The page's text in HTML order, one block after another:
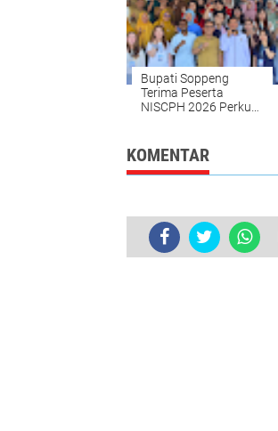
Bupati Soppeng
Terima Peserta
NISCPH 2026 Perkuat
Kesehatan
KOMENTAR